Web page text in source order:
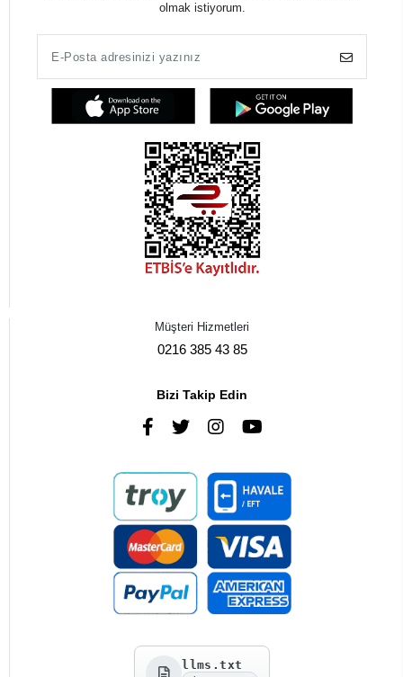
olmak istiyorum.
Müşteri Hizmetleri
0216 385 43 85
Bizi Takip Edin
llms.txt